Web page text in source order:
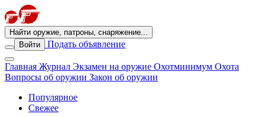
Найти оружие, патроны, снаряжение...
Войти
Подать объявление
Главная Журнал Экзамен на оружие Охотминимум Охота
Вопросы об оружии Закон об оружии
Популярное
Свежее